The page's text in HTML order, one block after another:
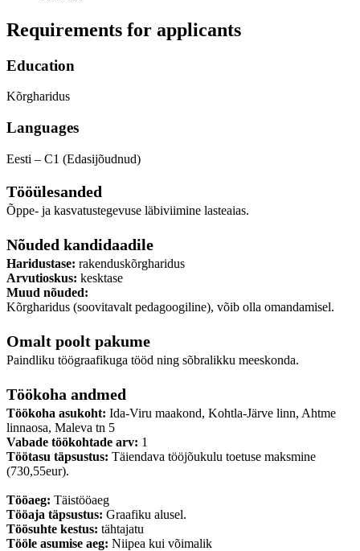
Requirements for applicants
Education
Kõrgharidus
Languages
Eesti – C1 (Edasijõudnud)
Tööülesanded
Õppe- ja kasvatustegevuse läbiviimine lasteaias.
Nõuded kandidaadile
Haridustase: rakenduskõrgharidus
Arvutioskus: kesktase
Muud nõuded:
Kõrgharidus (soovitavalt pedagoogiline), võib olla omandamisel.
Omalt poolt pakume
Paindliku töögraafikuga tööd ning sõbralikku meeskonda.
Töökoha andmed
Töökoha asukoht: Ida-Viru maakond, Kohtla-Järve linn, Ahtme
linnaosa, Maleva tn 5
Vabade töökohtade arv: 1
Töötasu täpsustus: Täiendava tööjõukulu toetuse maksmine
(730,55eur).
Tööaeg: Täistööaeg
Tööaja täpsustus: Graafiku alusel.
Töösuhte kestus: tähtajatu
Tööle asumise aeg: Niipea kui võimalik